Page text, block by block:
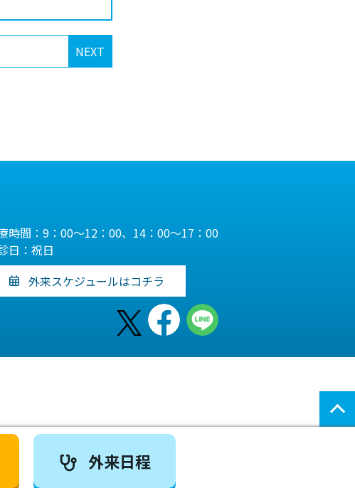
NEXT
時間：9：00～12：00、14：00～17：00
日：祝日
外来スケジュールはコチラ
外来日程